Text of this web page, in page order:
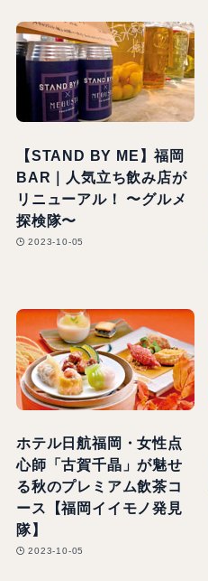
【STAND BY ME】福岡
BAR｜人気立ち飲み店が
リニューアル！ 〜グルメ
探検隊〜
2023-10-05
ホテル日航福岡・女性点
心師「古賀千晶」が魅せ
る秋のプレミアム飲茶コ
ース【福岡イイモノ発見
隊】
2023-10-05